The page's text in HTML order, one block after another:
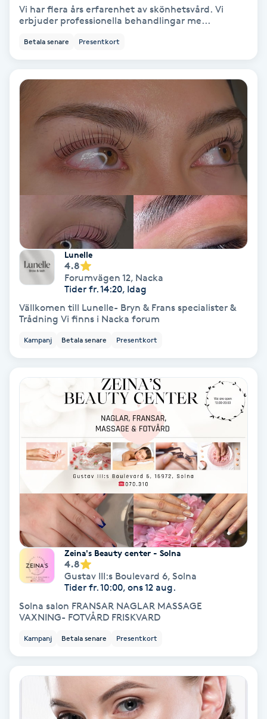
Pedikyr
Pensionärklippning
Permanent
Permanent hårborttagning
Permanent ögonbrynsmakeup
Personal shopper
Personlig tränare
Picolaser
Pigmentbehandling
Pigmentfläckar
Plastikkirurgi
Powder brows
Power Yoga
PRP (Platelet Rich Plasma)
PRX-T33
Psoriasis
Rakning
Reflexologi
Vi har flera års erfarenhet av skönhetsvård. Vi
erbjuder professionella behandlingar me...
Betala senare Presentkort
Lunelle
4.8
Forumvägen 12, Nacka
Tider fr. 14:20, Idag
Vällkomen till Lunelle- Bryn & Frans specialister &
Trådning Vi finns i Nacka forum
Kampanj Betala senare Presentkort
Zeina's Beauty center - Solna
4.8
Gustav III:s Boulevard 6, Solna
Tider fr. 10:00, ons 12 aug.
Solna salon FRANSAR NAGLAR MASSAGE
VAXNING- FOTVÅRD FRISKVARD
Kampanj Betala senare Presentkort